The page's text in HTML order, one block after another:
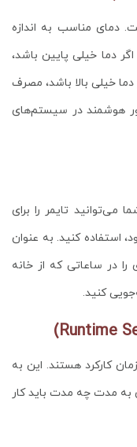
دمای مناسب به اندازه
دما خیلی پایین باشد،
خیلی بالا باشد، مصرف
هوشمند در سیستم‌های
می‌توانید تایمر را برای
استفاده کنید. به عنوان
در ساعاتی که از خانه
کنید.
کارکرد هستند. این به
مدت چه مدت باید کار